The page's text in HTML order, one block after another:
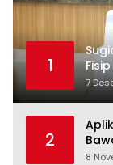
1
7
2
8